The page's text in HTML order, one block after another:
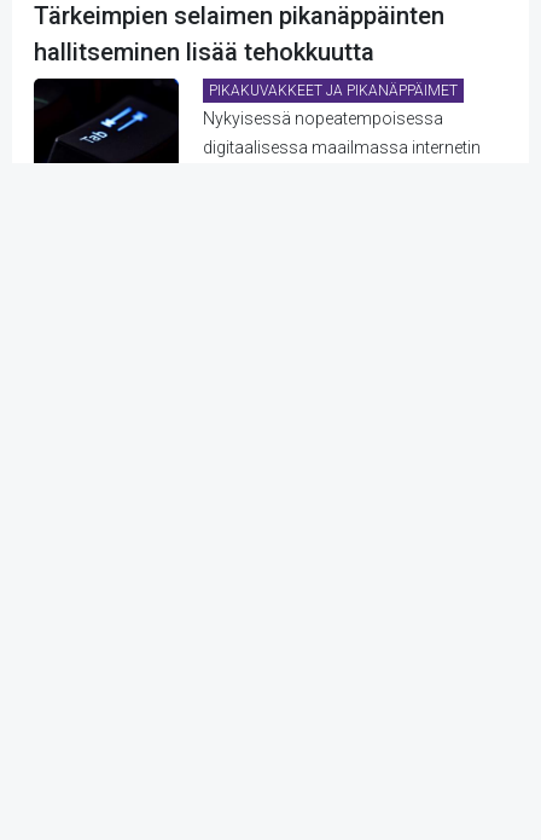
Tärkeimpien selaimen pikanäppäinten
hallitseminen lisää tehokkuutta
PIKAKUVAKKEET JA PIKANÄPPÄIMET
Nykyisessä nopeatempoisessa
digitaalisessa maailmassa internetin